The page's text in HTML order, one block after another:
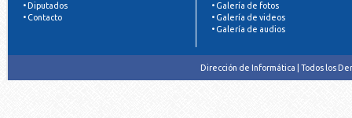
• Diputados
• Contacto
• Galería de fotos
• Galería de videos
• Galería de audios
Dirección de Informática | Todos los